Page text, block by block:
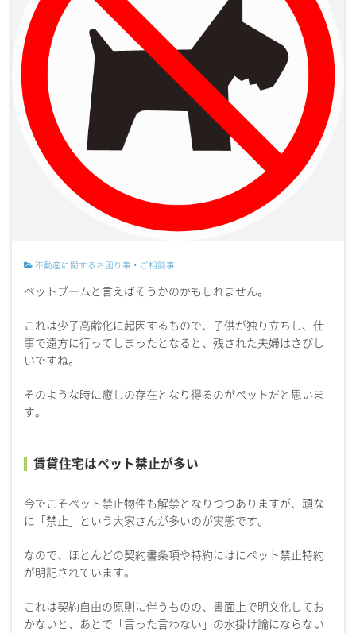
不動産に関するお困り事・ご相談事
ペットブームと言えばそうかのかもしれません。
これは少子高齢化に起因するもので、子供が独り立ちし、仕
事で遠方に行ってしまったとなると、残された夫婦はさびし
いですね。
そのような時に癒しの存在となり得るのがペットだと思いま
す。
賃貸住宅はペット禁止が多い
今でこそペット禁止物件も解禁となりつつありますが、頑な
に「禁止」という大家さんが多いのが実態です。
なので、ほとんどの契約書条項や特約にはにペット禁止特約
が明記されています。
これは契約自由の原則に伴うものの、書面上で明文化してお
かないと、あとで「言った言わない」の水掛け論にならない